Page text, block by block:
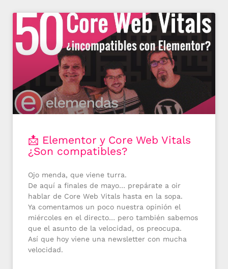
📩 Elementor y Core Web Vitals
¿Son compatibles?
Ojo menda, que viene turra.
De aquí a finales de mayo… prepárate a oir
hablar de Core Web Vitals hasta en la sopa.
Ya comentamos un poco nuestra opinión el
miércoles en el directo… pero también sabemos
que el asunto de la velocidad, os preocupa.
Así que hoy viene una newsletter con mucha
velocidad.
PáginaPáginaPáginaPágina
Página